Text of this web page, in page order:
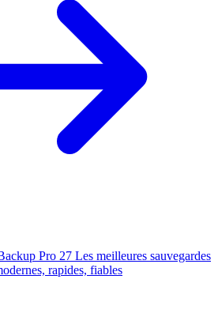
Pro 27 Les meilleures sauvegardes
rapides, fiables